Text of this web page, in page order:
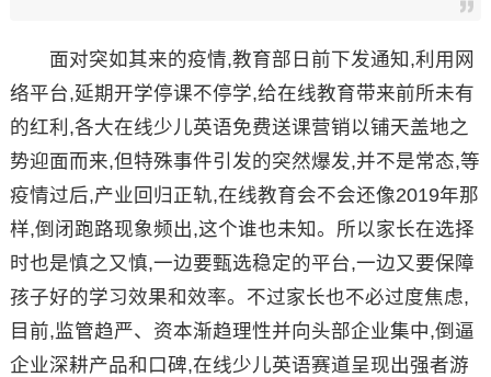
面对突如其来的疫情,教育部日前下发通知,利用网
络平台,延期开学停课不停学,给在线教育带来前所未有
的红利,各大在线少儿英语免费送课营销以铺天盖地之
势迎面而来,但特殊事件引发的突然爆发,并不是常态,等
疫情过后,产业回归正轨,在线教育会不会还像2019年那
样,倒闭跑路现象频出,这个谁也未知。所以家长在选择
时也是慎之又慎,一边要甄选稳定的平台,一边又要保障
孩子好的学习效果和效率。不过家长也不必过度焦虑,
目前,监管趋严、资本渐趋理性并向头部企业集中,倒逼
企业深耕产品和口碑,在线少儿英语赛道呈现出强者游